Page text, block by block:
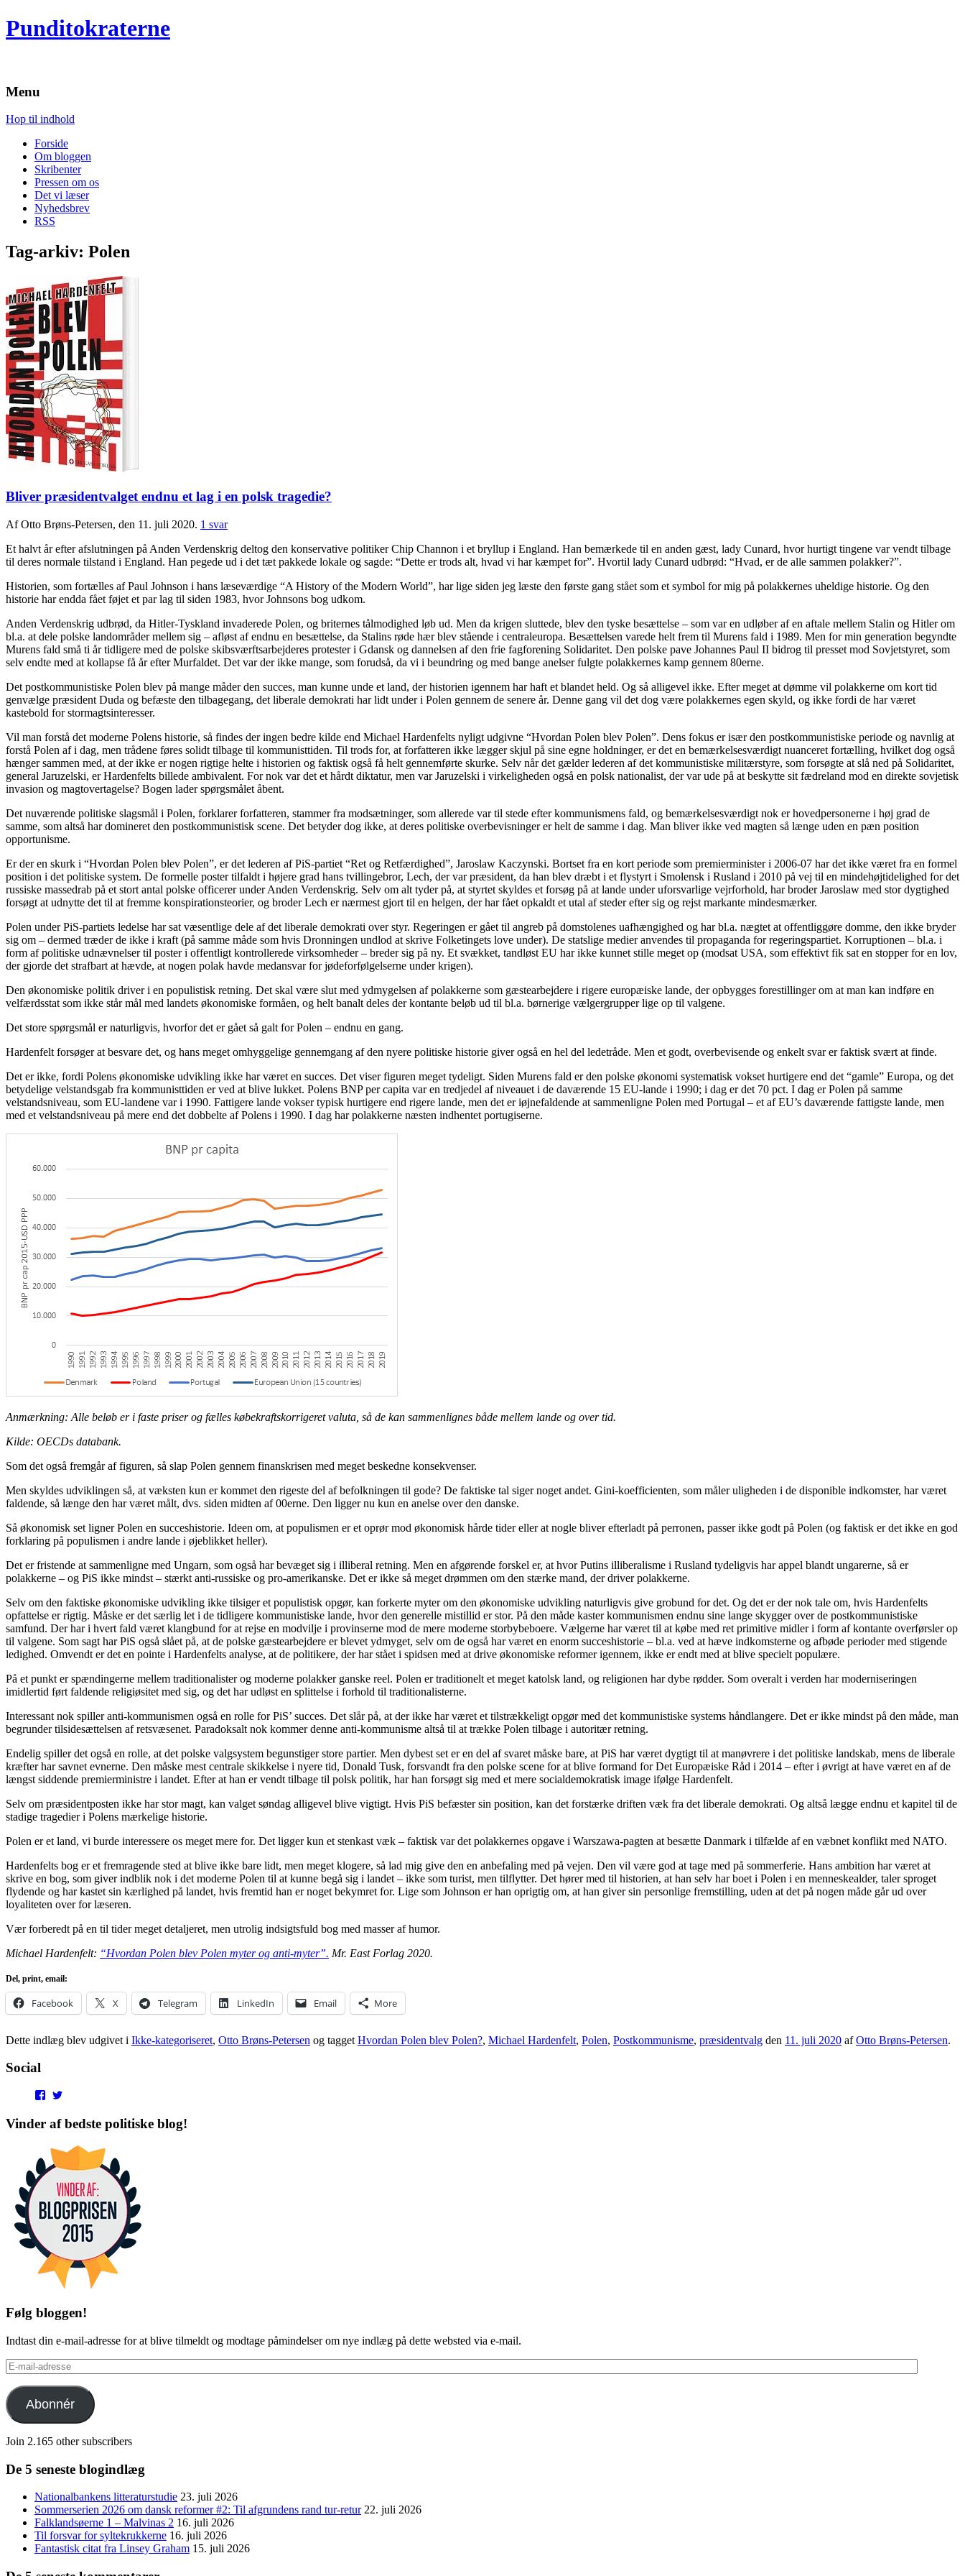
Punditokraterne
Menu
Hop til indhold
Forside
Om bloggen
Skribenter
Pressen om os
Det vi læser
Nyhedsbrev
RSS
Tag-arkiv: Polen
Bliver præsidentvalget endnu et lag i en polsk tragedie?
Af Otto Brøns-Petersen, den 11. juli 2020. 1 svar
Et halvt år efter afslutningen på Anden Verdenskrig deltog den konservative politiker Chip Channon i et bryllup i England. Han bemærkede til en anden gæst, lady Cunard, hvor hurtigt tingene var vendt tilbage
til deres normale tilstand i England. Han pegede ud i det tæt pakkede lokale og sagde: “Dette er trods alt, hvad vi har kæmpet for”. Hvortil lady Cunard udbrød: “Hvad, er de alle sammen polakker?”.
Historien, som fortælles af Paul Johnson i hans læseværdige “A History of the Modern World”, har lige siden jeg læste den første gang stået som et symbol for mig på polakkernes uheldige historie. Og den
historie har endda fået føjet et par lag til siden 1983, hvor Johnsons bog udkom.
Anden Verdenskrig udbrød, da Hitler-Tyskland invaderede Polen, og briternes tålmodighed løb ud. Men da krigen sluttede, blev den tyske besættelse – som var en udløber af en aftale mellem Stalin og Hitler om
bl.a. at dele polske landområder mellem sig – afløst af endnu en besættelse, da Stalins røde hær blev stående i centraleuropa. Besættelsen varede helt frem til Murens fald i 1989. Men for min generation begyndte
Murens fald små ti år tidligere med de polske skibsværftsarbejderes protester i Gdansk og dannelsen af den frie fagforening Solidaritet. Den polske pave Johannes Paul II bidrog til presset mod Sovjetstyret, som
selv endte med at kollapse få år efter Murfaldet. Det var der ikke mange, som forudså, da vi i beundring og med bange anelser fulgte polakkernes kamp gennem 80erne.
Det postkommunistiske Polen blev på mange måder den succes, man kunne unde et land, der historien igennem har haft et blandet held. Og så alligevel ikke. Efter meget at dømme vil polakkerne om kort tid
genvælge præsident Duda og befæste den tilbagegang, det liberale demokrati har lidt under i Polen gennem de senere år. Denne gang vil det dog være polakkernes egen skyld, og ikke fordi de har været
kastebold for stormagtsinteresser.
Vil man forstå det moderne Polens historie, så findes der ingen bedre kilde end Michael Hardenfelts nyligt udgivne “Hvordan Polen blev Polen”. Dens fokus er især den postkommunistiske periode og navnlig at
forstå Polen af i dag, men trådene føres solidt tilbage til kommunisttiden. Til trods for, at forfatteren ikke lægger skjul på sine egne holdninger, er det en bemærkelsesværdigt nuanceret fortælling, hvilket dog også
hænger sammen med, at der ikke er nogen rigtige helte i historien og faktisk også få helt gennemførte skurke. Selv når det gælder lederen af det kommunistiske militærstyre, som forsøgte at slå ned på Solidaritet,
general Jaruzelski, er Hardenfelts billede ambivalent. For nok var det et hårdt diktatur, men var Jaruzelski i virkeligheden også en polsk nationalist, der var ude på at beskytte sit fædreland mod en direkte sovjetisk
invasion og magtovertagelse? Bogen lader spørgsmålet åbent.
Det nuværende politiske slagsmål i Polen, forklarer forfatteren, stammer fra modsætninger, som allerede var til stede efter kommunismens fald, og bemærkelsesværdigt nok er hovedpersonerne i høj grad de
samme, som altså har domineret den postkommunistisk scene. Det betyder dog ikke, at deres politiske overbevisninger er helt de samme i dag. Man bliver ikke ved magten så længe uden en pæn position
opportunisme.
Er der en skurk i “Hvordan Polen blev Polen”, er det lederen af PiS-partiet “Ret og Retfærdighed”, Jaroslaw Kaczynski. Bortset fra en kort periode som premierminister i 2006-07 har det ikke været fra en formel
position i det politiske system. De formelle poster tilfaldt i højere grad hans tvillingebror, Lech, der var præsident, da han blev dræbt i et flystyrt i Smolensk i Rusland i 2010 på vej til en mindehøjtidelighed for det
russiske massedrab på et stort antal polske officerer under Anden Verdenskrig. Selv om alt tyder på, at styrtet skyldes et forsøg på at lande under uforsvarlige vejrforhold, har broder Jaroslaw med stor dygtighed
forsøgt at udnytte det til at fremme konspirationsteorier, og broder Lech er nærmest gjort til en helgen, der har fået opkaldt et utal af steder efter sig og rejst markante mindesmærker.
Polen under PiS-partiets ledelse har sat væsentlige dele af det liberale demokrati over styr. Regeringen er gået til angreb på domstolenes uafhængighed og har bl.a. nægtet at offentliggøre domme, den ikke bryder
sig om – dermed træder de ikke i kraft (på samme måde som hvis Dronningen undlod at skrive Folketingets love under). De statslige medier anvendes til propaganda for regeringspartiet. Korruptionen – bl.a. i
form af politiske udnævnelser til poster i offentligt kontrollerede virksomheder – breder sig på ny. Et svækket, tandløst EU har ikke kunnet stille meget op (modsat USA, som effektivt fik sat en stopper for en lov,
der gjorde det strafbart at hævde, at nogen polak havde medansvar for jødeforfølgelserne under krigen).
Den økonomiske politik driver i en populistisk retning. Det skal være slut med ydmygelsen af polakkerne som gæstearbejdere i rigere europæiske lande, der opbygges forestillinger om at man kan indføre en
velfærdsstat som ikke står mål med landets økonomiske formåen, og helt banalt deles der kontante beløb ud til bl.a. børnerige vælgergrupper lige op til valgene.
Det store spørgsmål er naturligvis, hvorfor det er gået så galt for Polen – endnu en gang.
Hardenfelt forsøger at besvare det, og hans meget omhyggelige gennemgang af den nyere politiske historie giver også en hel del ledetråde. Men et godt, overbevisende og enkelt svar er faktisk svært at finde.
Det er ikke, fordi Polens økonomiske udvikling ikke har været en succes. Det viser figuren meget tydeligt. Siden Murens fald er den polske økonomi systematisk vokset hurtigere end det “gamle” Europa, og det
betydelige velstandsgab fra kommunisttiden er ved at blive lukket. Polens BNP per capita var en tredjedel af niveauet i de daværende 15 EU-lande i 1990; i dag er det 70 pct. I dag er Polen på samme
velstandsniveau, som EU-landene var i 1990. Fattigere lande vokser typisk hurtigere end rigere lande, men det er iøjnefaldende at sammenligne Polen med Portugal – et af EU’s daværende fattigste lande, men
med et velstandsniveau på mere end det dobbelte af Polens i 1990. I dag har polakkerne næsten indhentet portugiserne.
Anmærkning: Alle beløb er i faste priser og fælles købekraftskorrigeret valuta, så de kan sammenlignes både mellem lande og over tid.
Kilde: OECDs databank.
Som det også fremgår af figuren, så slap Polen gennem finanskrisen med meget beskedne konsekvenser.
Men skyldes udviklingen så, at væksten kun er kommet den rigeste del af befolkningen til gode? De faktiske tal siger noget andet. Gini-koefficienten, som måler uligheden i de disponible indkomster, har været
faldende, så længe den har været målt, dvs. siden midten af 00erne. Den ligger nu kun en anelse over den danske.
Så økonomisk set ligner Polen en succeshistorie. Ideen om, at populismen er et oprør mod økonomisk hårde tider eller at nogle bliver efterladt på perronen, passer ikke godt på Polen (og faktisk er det ikke en god
forklaring på populismen i andre lande i øjeblikket heller).
Det er fristende at sammenligne med Ungarn, som også har bevæget sig i illiberal retning. Men en afgørende forskel er, at hvor Putins illiberalisme i Rusland tydeligvis har appel blandt ungarerne, så er
polakkerne – og PiS ikke mindst – stærkt anti-russiske og pro-amerikanske. Det er ikke så meget drømmen om den stærke mand, der driver polakkerne.
Selv om den faktiske økonomiske udvikling ikke tilsiger et populistisk opgør, kan forkerte myter om den økonomiske udvikling naturligvis give grobund for det. Og det er der nok tale om, hvis Hardenfelts
opfattelse er rigtig. Måske er det særlig let i de tidligere kommunistiske lande, hvor den generelle mistillid er stor. På den måde kaster kommunismen endnu sine lange skygger over de postkommunistiske
samfund. Der har i hvert fald været klangbund for at rejse en modvilje i provinserne mod de mere moderne storbybeboere. Vælgerne har været til at købe med ret primitive midler i form af kontante overførsler op
til valgene. Som sagt har PiS også slået på, at de polske gæstearbejdere er blevet ydmyget, selv om de også har været en enorm succeshistorie – bl.a. ved at hæve indkomsterne og afbøde perioder med stigende
ledighed. Omvendt er det en pointe i Hardenfelts analyse, at de politikere, der har stået i spidsen med at drive økonomiske reformer igennem, ikke er endt med at blive specielt populære.
På et punkt er spændingerne mellem traditionalister og moderne polakker ganske reel. Polen er traditionelt et meget katolsk land, og religionen har dybe rødder. Som overalt i verden har moderniseringen
imidlertid ført faldende religiøsitet med sig, og det har udløst en splittelse i forhold til traditionalisterne.
Interessant nok spiller anti-kommunismen også en rolle for PiS’ succes. Det slår på, at der ikke har været et tilstrækkeligt opgør med det kommunistiske systems håndlangere. Det er ikke mindst på den måde, man
begrunder tilsidesættelsen af retsvæsenet. Paradoksalt nok kommer denne anti-kommunisme altså til at trække Polen tilbage i autoritær retning.
Endelig spiller det også en rolle, at det polske valgsystem begunstiger store partier. Men dybest set er en del af svaret måske bare, at PiS har været dygtigt til at manøvrere i det politiske landskab, mens de liberale
kræfter har savnet evnerne. Den måske mest centrale skikkelse i nyere tid, Donald Tusk, forsvandt fra den polske scene for at blive formand for Det Europæiske Råd i 2014 – efter i øvrigt at have været en af de
længst siddende premierministre i landet. Efter at han er vendt tilbage til polsk politik, har han forsøgt sig med et mere socialdemokratisk image ifølge Hardenfelt.
Selv om præsidentposten ikke har stor magt, kan valget søndag alligevel blive vigtigt. Hvis PiS befæster sin position, kan det forstærke driften væk fra det liberale demokrati. Og altså lægge endnu et kapitel til de
stadige tragedier i Polens mærkelige historie.
Polen er et land, vi burde interessere os meget mere for. Det ligger kun et stenkast væk – faktisk var det polakkernes opgave i Warszawa-pagten at besætte Danmark i tilfælde af en væbnet konflikt med NATO.
Hardenfelts bog er et fremragende sted at blive ikke bare lidt, men meget klogere, så lad mig give den en anbefaling med på vejen. Den vil være god at tage med på sommerferie. Hans ambition har været at
skrive en bog, som giver indblik nok i det moderne Polen til at kunne begå sig i landet – ikke som turist, men tilflytter. Det hører med til historien, at han selv har boet i Polen i en menneskealder, taler sproget
flydende og har kastet sin kærlighed på landet, hvis fremtid han er noget bekymret for. Lige som Johnson er han oprigtig om, at han giver sin personlige fremstilling, uden at det på nogen måde går ud over
loyaliteten over for læseren.
Vær forberedt på en til tider meget detaljeret, men utrolig indsigtsfuld bog med masser af humor.
Michael Hardenfelt: “Hvordan Polen blev Polen myter og anti-myter”. Mr. East Forlag 2020.
Del, print, email:
Facebook X Telegram LinkedIn Email More
Dette indlæg blev udgivet i Ikke-kategoriseret, Otto Brøns-Petersen og tagget Hvordan Polen blev Polen?, Michael Hardenfelt, Polen, Postkommunisme, præsidentvalg den 11. juli 2020 afOtto Brøns-Petersen.
Social
View
profile
on
profile
on
Vinder af bedste politiske blog!
Følg bloggen!
Indtast din e-mail-adresse for at blive tilmeldt og modtage påmindelser om nye indlæg på dette websted via e-mail.
E-
mail-
adresse
Abonnér
Join 2.165 other subscribers
De 5 seneste blogindlæg
Nationalbankens litteraturstudie 23. juli 2026
Sommerserien 2026 om dansk reformer #2: Til afgrundens rand tur-retur 22. juli 2026
Falklandsøerne 1 – Malvinas 2 16. juli 2026
Til forsvar for syltekrukkerne 16. juli 2026
Fantastisk citat fra Linsey Graham 15. juli 2026